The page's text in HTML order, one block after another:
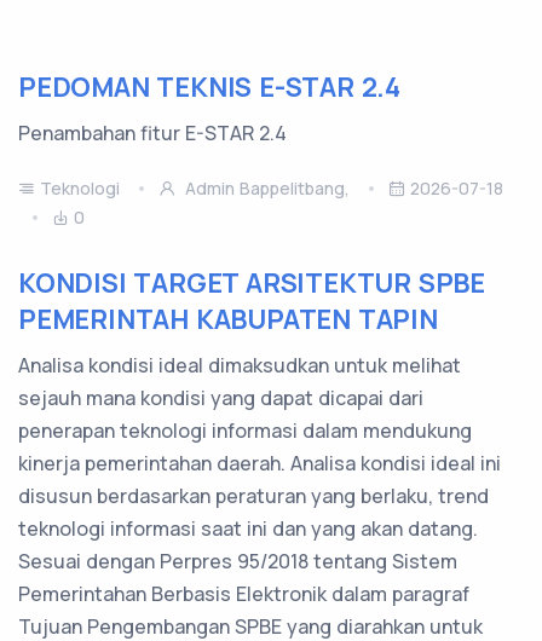
PEDOMAN TEKNIS E-STAR 2.4
Penambahan fitur E-STAR 2.4
Teknologi Admin Bappelitbang,
2026-07-18
0
KONDISI TARGET ARSITEKTUR SPBE
PEMERINTAH KABUPATEN TAPIN
Analisa kondisi ideal dimaksudkan untuk melihat
sejauh mana kondisi yang dapat dicapai dari
penerapan teknologi informasi dalam mendukung
kinerja pemerintahan daerah. Analisa kondisi ideal ini
disusun berdasarkan peraturan yang berlaku, trend
teknologi informasi saat ini dan yang akan datang.
Sesuai dengan Perpres 95/2018 tentang Sistem
Pemerintahan Berbasis Elektronik dalam paragraf
Tujuan Pengembangan SPBE yang diarahkan untuk